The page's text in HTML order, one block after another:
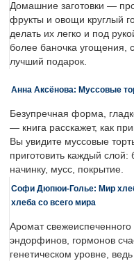
Домашние заготовки —
фрукты и овощи круглый
делать их легко и под
более баночка угощения,
лучший подарок.
Анна Аксёнова: Муссовые
Безупречная форма,
— книга расскажет, как
Вы увидите муссовые
приготовить каждый слой:
начинку, мусс, покрытие.
Софи Дюпюи-Голье: Мир
хлеба со всего мира
Аромат
эндорфинов, гормонов
генетическом уровне,